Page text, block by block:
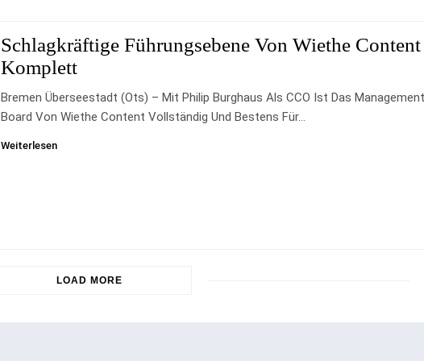
Schlagkräftige Führungsebene Von Wiethe Content
Komplett
Bremen Überseestadt (ots) – Mit Philip Burghaus Als CCO Ist Das
Board Von Wiethe Content Vollständig Und Bestens Für…
Weiterlesen
LOAD MORE